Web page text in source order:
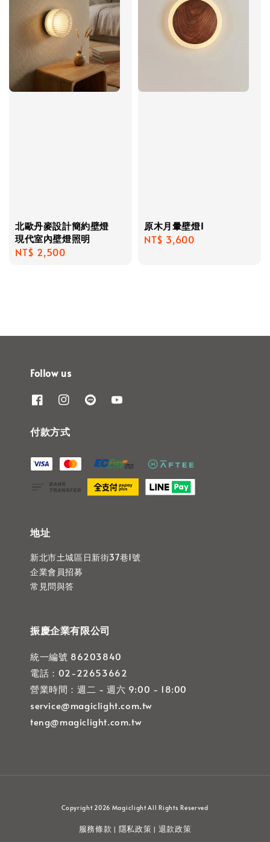
北歐丹麥設計簡約壁燈
現代室內壁燈照明
Regular
NT$ 2,500
原木月暈壁燈I
Regular
NT$ 3,600
Follow us
付款方式
地址
新北市土城區日新街37巷1號
企業會員招募
常見問與答
振慶企業有限公司
統一編號 86203840
電話：02-22653662
營業時間：週二 - 週六 9:00 - 18:00
service@magiclight.com.tw
teng@magiclight.com.tw
Copyright 2026 Magiclight All Rights Reserved
服務條款 | 隱私政策 | 退款政策